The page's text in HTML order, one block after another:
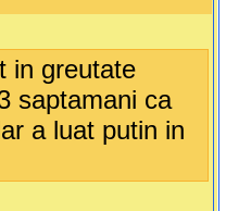
in greutate
saptamani ca
a luat putin in